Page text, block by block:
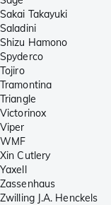
Sakai Takayuki
Saladini
Shizu Hamono
Spyderco
Tojiro
Tramontina
Triangle
Victorinox
Viper
WMF
Xin Cutlery
Yaxell
Zassenhaus
Zwilling J.A. Henckels